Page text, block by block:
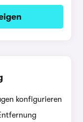
konfigurieren